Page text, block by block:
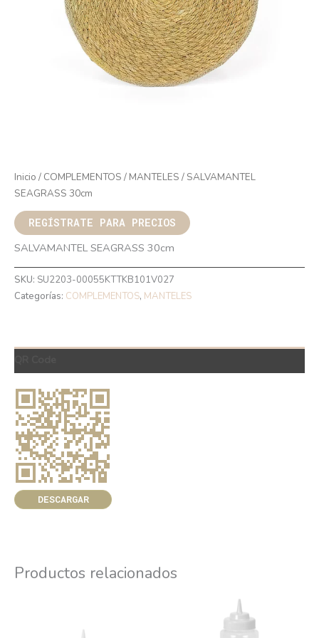
Inicio / COMPLEMENTOS / MANTELES / SALVAMANTEL
SEAGRASS 30cm
REGÍSTRATE PARA PRECIOS
SALVAMANTEL SEAGRASS 30cm
SKU: SU2203-00055KTTKB101V027
Categorías: COMPLEMENTOS, MANTELES
DESCARGAR
Productos relacionados